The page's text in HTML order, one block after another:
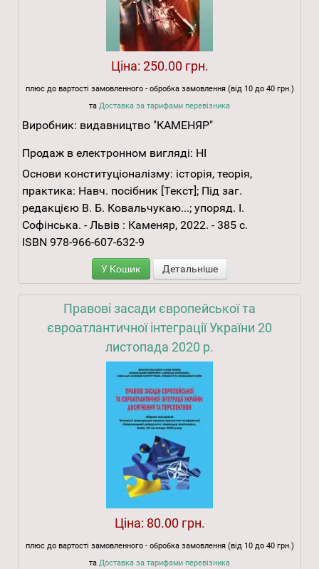
Ціна: 250.00 грн.
плюс до вартості замовленного - обробка замовлення (від 10 до 40 грн.)
та Доставка за тарифами перевізника
Виробник: видавництво "КАМЕНЯР"
Продаж в електронном вигляді: НІ
Основи конституціоналізму: історія, теорія,
практика: Навч. посібник [Текст]; Під заг.
редакцією В. Б. Ковальчукаю...; упоряд. І.
Софінська. - Львів : Каменяр, 2022. - 385 с.
ISBN 978-966-607-632-9
У Кошик Детальніше
Правові засади європейської та
євроатлантичної інтеграції України 20
листопада 2020 р.
Ціна: 80.00 грн.
плюс до вартості замовленного - обробка замовлення (від 10 до 40 грн.)
та Доставка за тарифами перевізника